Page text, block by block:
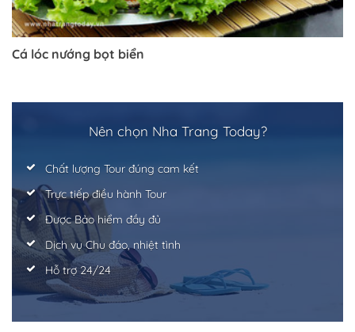
Trở về trang trước đó
Cá lóc nướng bọt biển
Nên chọn Nha Trang Today?
Chất lượng Tour đúng cam kết
Trực tiếp điều hành Tour
Được Bảo hiểm đầy đủ
Dịch vụ Chu đáo, nhiệt tình
Hỗ trợ 24/24